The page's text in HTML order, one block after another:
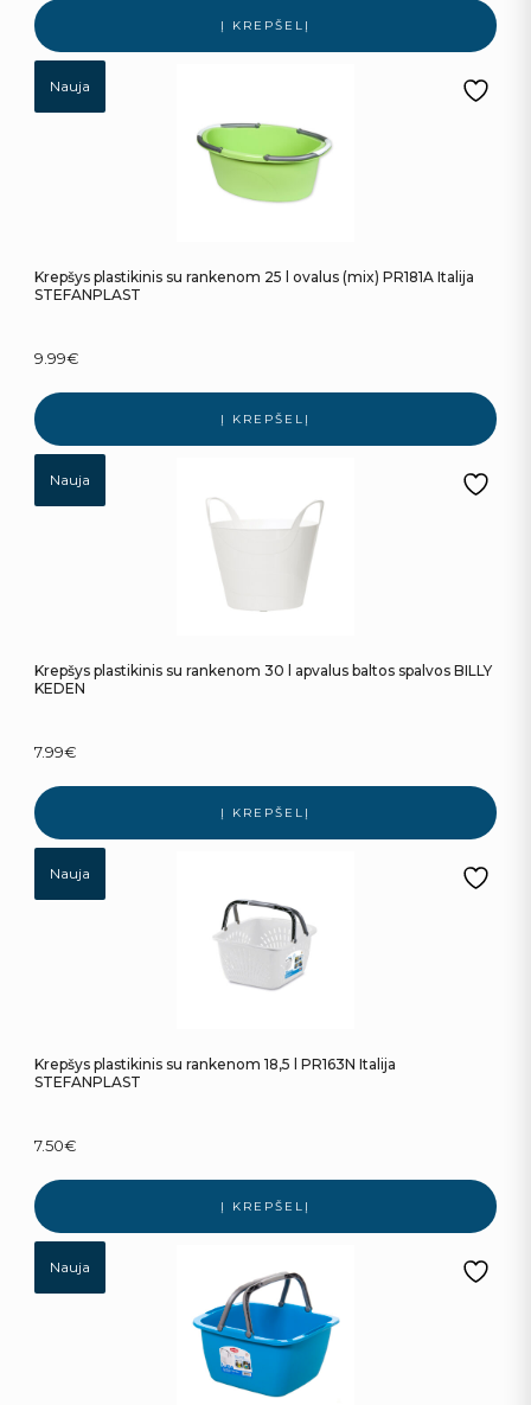
Į KREPŠELĮ
Nauja
Krepšys plastikinis su rankenom 25 l ovalus (mix) PR181A Italija
STEFANPLAST
9.99€
Į KREPŠELĮ
Nauja
Krepšys plastikinis su rankenom 30 l apvalus baltos spalvos BILLY
KEDEN
7.99€
Į KREPŠELĮ
Nauja
Krepšys plastikinis su rankenom 18,5 l PR163N Italija
STEFANPLAST
7.50€
Į KREPŠELĮ
Nauja